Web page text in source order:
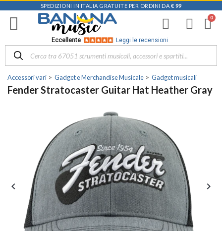
SPEDIZIONI IN ITALIA GRATUITE PER ORDINI DA € 99
Eccellente Leggi le recensioni
Accessori vari Gadget e Merchandise Musicale Gadget musicali
Fender Stratocaster Guitar Hat Heather Gray
 